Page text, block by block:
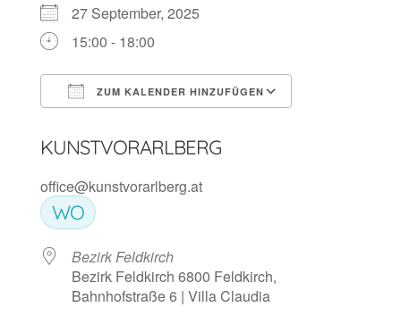
27 September, 2025
15:00 - 18:00
ZUM KALENDER HINZUFÜGEN
KUNSTVORARLBERG
office@kunstvorarlberg.at
WO
Bezirk Feldkirch
Bezirk Feldkirch 6800 Feldkirch,
Bahnhofstraße 6 | Villa Claudia